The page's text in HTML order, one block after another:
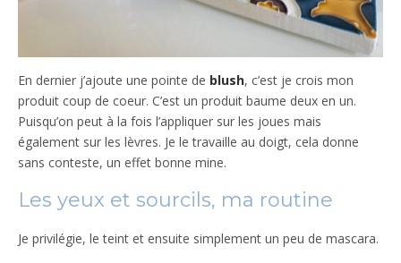
En dernier j’ajoute une pointe de blush, c’est je crois mon
produit coup de coeur. C’est un produit baume deux en un.
Puisqu’on peut à la fois l’appliquer sur les joues mais
également sur les lèvres. Je le travaille au doigt, cela donne
sans conteste, un effet bonne mine.
Les yeux et sourcils, ma routine
Je privilégie, le teint et ensuite simplement un peu de mascara.